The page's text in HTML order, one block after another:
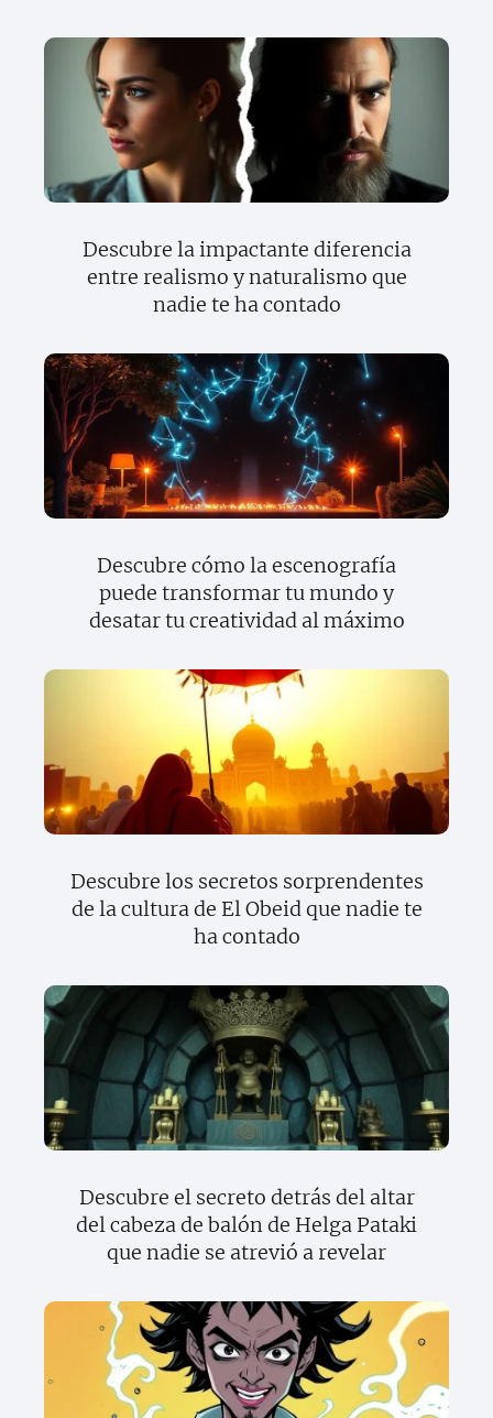
Descubre la impactante diferencia
entre realismo y naturalismo que
nadie te ha contado
Descubre cómo la escenografía
puede transformar tu mundo y
desatar tu creatividad al máximo
Descubre los secretos sorprendentes
de la cultura de El Obeid que nadie te
ha contado
Descubre el secreto detrás del altar
del cabeza de balón de Helga Pataki
que nadie se atrevió a revelar